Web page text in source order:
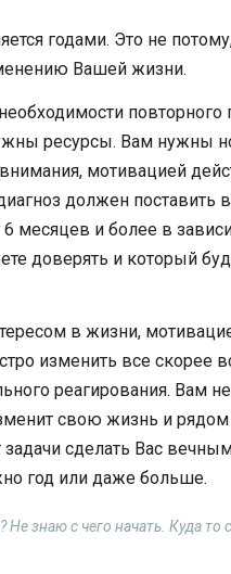
годами. Это не
Вашей жизни.
повторного
ресурсы. Вам нужны
мотивацией
должен поставить
месяцев и более в
доверять и который
в жизни,
изменить все скорее
реагирования. Вам не
свою жизнь и рядом
сделать Вас
год или даже больше.
знаю с чего начать. Куда то